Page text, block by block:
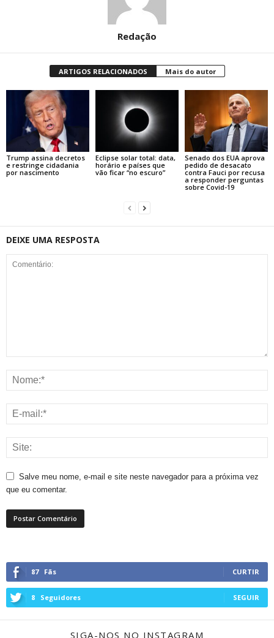
Redação
ARTIGOS RELACIONADOS Mais do autor
Trump assina decretos
e restringe cidadania
por nascimento
Eclipse solar total: data,
horário e países que
vão ficar “no escuro”
Senado dos EUA aprova
pedido de desacato
contra Fauci por recusa
a responder perguntas
sobre Covid-19
DEIXE UMA RESPOSTA
Salve meu nome, e-mail e site neste navegador para a próxima vez
que eu comentar.
87 Fãs CURTIR
8 Seguidores SEGUIR
SIGA-NOS NO INSTAGRAM